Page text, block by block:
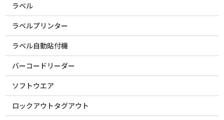
ラベル
ラベルプリンター
ラベル自動貼付機
バーコードリーダー
ソフトウエア
ロックアウトタグアウト